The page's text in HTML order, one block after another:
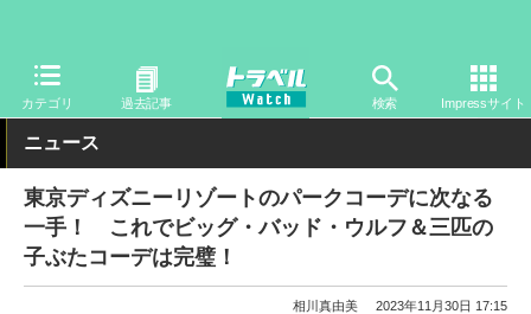
カテゴリ 過去記事 検索 Impressサイト
トラベル Watch 旅の情報 観光地 ディズニーリゾート
ニュース
東京ディズニーリゾートのパークコーデに次なる
一手！ これでビッグ・バッド・ウルフ＆三匹の
子ぶたコーデは完璧！
相川真由美 2023年11月30日 17:15